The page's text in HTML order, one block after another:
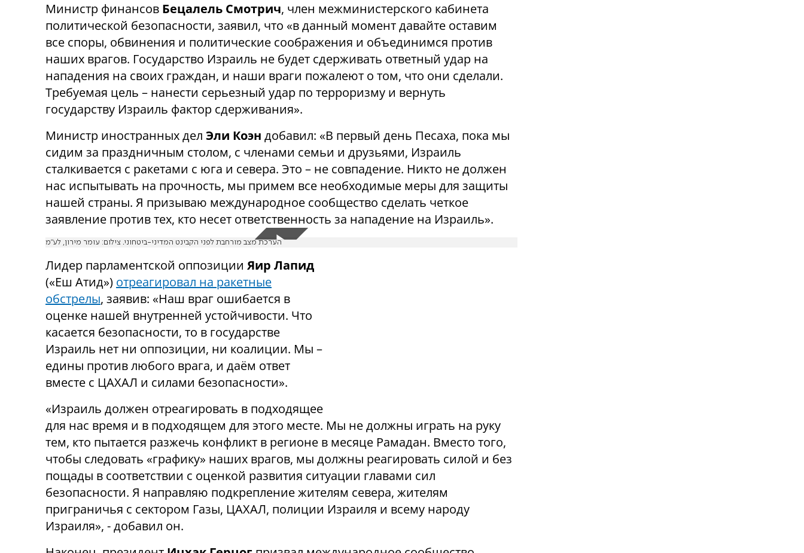
Министр финансов Бецалель Смотрич, член межминистерского кабинета
политической безопасности, заявил, что «в данный момент давайте оставим
все споры, обвинения и политические соображения и объединимся против
наших врагов. Государство Израиль не будет сдерживать ответный удар на
нападения на своих граждан, и наши враги пожалеют о том, что они сделали.
Требуемая цель – нанести серьезный удар по терроризму и вернуть
государству Израиль фактор сдерживания».
Министр иностранных дел Эли Коэн добавил: «В первый день Песаха, пока мы
сидим за праздничным столом, с членами семьи и друзьями, Израиль
сталкивается с ракетами с юга и севера. Это – не совпадение. Никто не должен
нас испытывать на прочность, мы примем все необходимые меры для защиты
нашей страны. Я призываю международное сообщество сделать четкое
заявление против тех, кто несет ответственность за нападение на Израиль».
הערכת מצב מורחבת לפני הקבינט המדיני-ביטחוני. צילום: עומר מירון, לע״מ
Лидер парламентской оппозиции Яир Лапид
(«Еш Атид») отреагировал на ракетные
обстрелы, заявив: «Наш враг ошибается в
оценке нашей внутренней устойчивости. Что
касается безопасности, то в государстве
Израиль нет ни оппозиции, ни коалиции. Мы –
едины против любого врага, и даём ответ
вместе с ЦАХАЛ и силами безопасности».
«Израиль должен отреагировать в подходящее
для нас время и в подходящем для этого месте. Мы не должны играть на руку
тем, кто пытается разжечь конфликт в регионе в месяце Рамадан. Вместо того,
чтобы следовать «графику» наших врагов, мы должны реагировать силой и без
пощады в соответствии с оценкой развития ситуации главами сил
безопасности. Я направляю подкрепление жителям севера, жителям
приграничья с сектором Газы, ЦАХАЛ, полиции Израиля и всему народу
Израиля», - добавил он.